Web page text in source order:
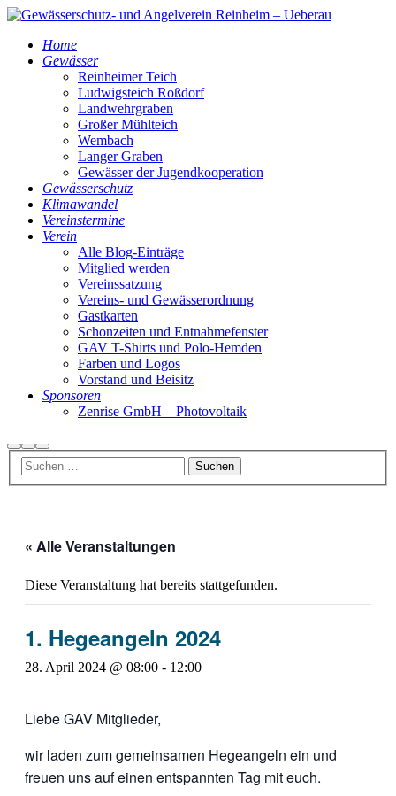
Home
Gewässer
Reinheimer Teich
Ludwigsteich Roßdorf
Landwehrgraben
Großer Mühlteich
Wembach
Langer Graben
Gewässer der Jugendkooperation
Gewässerschutz
Klimawandel
Vereinstermine
Verein
Alle Blog-Einträge
Mitglied werden
Vereinssatzung
Vereins- und Gewässerordnung
Gastkarten
Schonzeiten und Entnahmefenster
GAV T-Shirts und Polo-Hemden
Farben und Logos
Vorstand und Beisitz
Sponsoren
Zenrise GmbH – Photovoltaik
Suchen
Weitere
Informationen
Hauptmenü
« Alle Veranstaltungen
Diese Veranstaltung hat bereits stattgefunden.
1. Hegeangeln 2024
28. April 2024 @ 08:00 - 12:00
Liebe GAV Mitglieder,
wir laden zum gemeinsamen Hegeangeln ein und
freuen uns auf einen entspannten Tag mit euch.